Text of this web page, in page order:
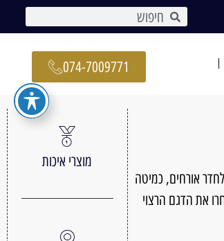
074-7009771
אורחים, כמיטה
2 ושלושה מיטות בחרו את הדגם הרצוי
מוצרי איכות